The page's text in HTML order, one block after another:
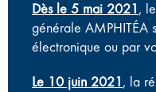
Dès le 5 mai 2021 ,
générale AMPHITÉA
électronique ou par
Le 10 juin 2021 , la